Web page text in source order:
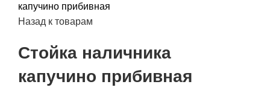
капучино прибивная
Назад к товарам
Стойка наличника
капучино прибивная